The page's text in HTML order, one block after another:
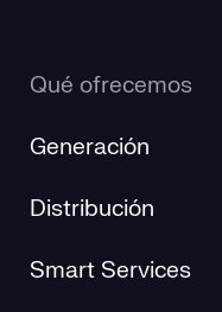
Qué ofrecemos
Generación
Distribución
Smart Services